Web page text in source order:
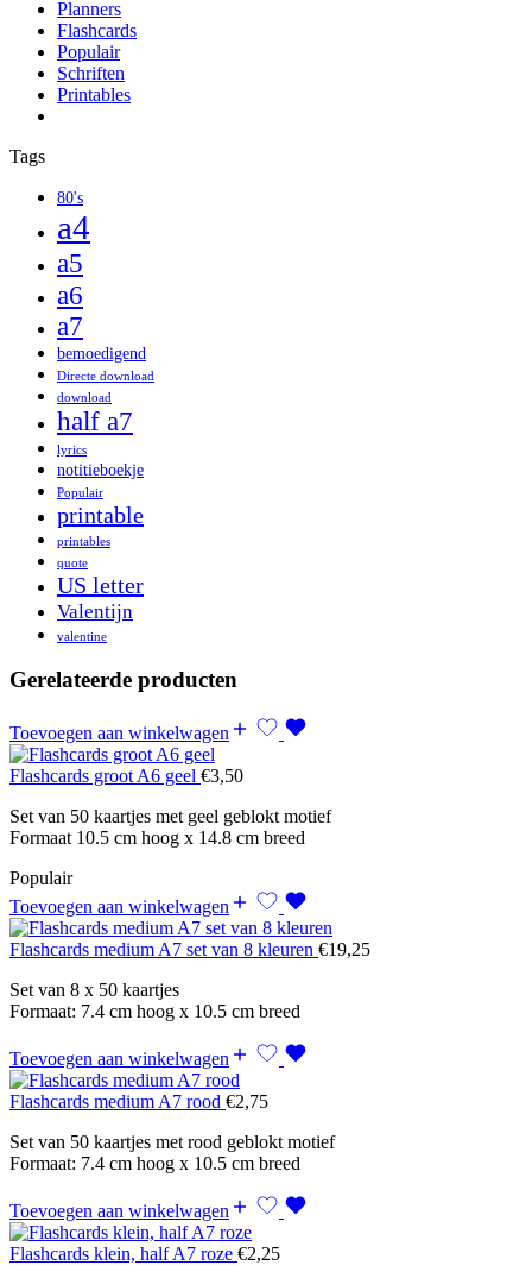
Planners
Flashcards
Populair
Schriften
Printables
Tags
80's
a4
a5
a6
a7
bemoedigend
Directe download
download
half a7
lyrics
notitieboekje
Populair
printable
printables
quote
US letter
Valentijn
valentine
Gerelateerde producten
Toevoegen aan winkelwagen
Flashcards groot A6 geel €3,50
Set van 50 kaartjes met geel geblokt motief
Formaat 10.5 cm hoog x 14.8 cm breed
Populair
Toevoegen aan winkelwagen
Flashcards medium A7 set van 8 kleuren €19,25
Set van 8 x 50 kaartjes
Formaat: 7.4 cm hoog x 10.5 cm breed
Toevoegen aan winkelwagen
Flashcards medium A7 rood €2,75
Set van 50 kaartjes met rood geblokt motief
Formaat: 7.4 cm hoog x 10.5 cm breed
Toevoegen aan winkelwagen
Flashcards klein, half A7 roze €2,25